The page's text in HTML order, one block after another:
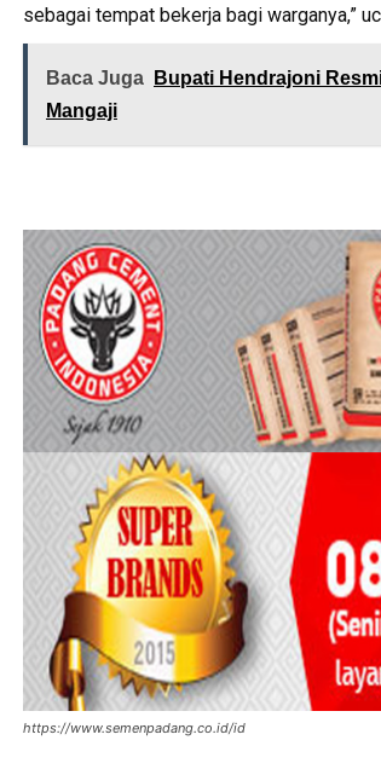
sebagai tempat bekerja bagi warganya,”
Baca Juga
Bupati Hendrajoni
Mangaji
https://www.semenpadang.co.id/id